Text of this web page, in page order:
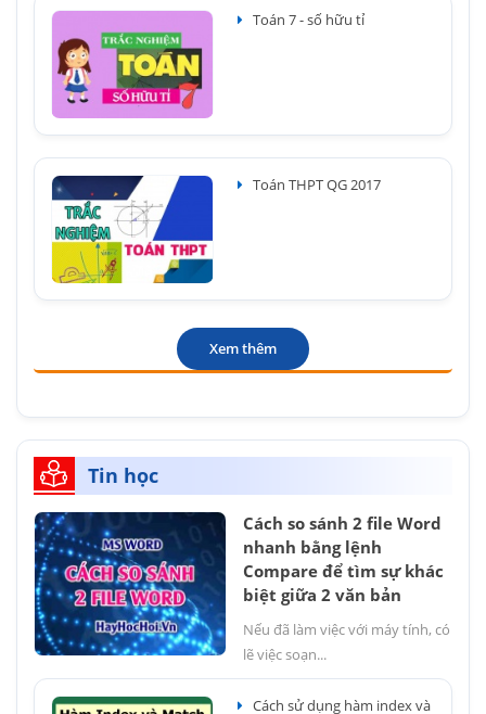
Toán 7 - số hữu tỉ
Toán THPT QG 2017
Xem thêm
Tin học
Cách so sánh 2 file Word
nhanh bằng lệnh
Compare để tìm sự khác
biệt giữa 2 văn bản
Nếu đã làm việc với máy tính, có
lẽ việc soạn...
Cách sử dụng hàm index và